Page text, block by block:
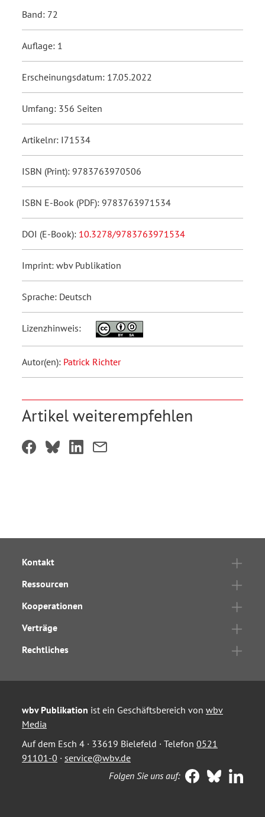
Band: 72
Auflage: 1
Erscheinungsdatum: 17.05.2022
Umfang: 356 Seiten
Artikelnr: I71534
ISBN (Print): 9783763970506
ISBN E-Book (PDF): 9783763971534
DOI (E-Book): 10.3278/9783763971534
Imprint: wbv Publikation
Sprache: Deutsch
Lizenzhinweis:
Autor(en): Patrick Richter
Artikel weiterempfehlen
Kontakt
Ressourcen
Kooperationen
Verträge
Rechtliches
wbv Publikation ist ein Geschäftsbereich von wbv
Media
Auf dem Esch 4 · 33619 Bielefeld · Telefon 0521
91101-0 · service@wbv.de
Folgen Sie uns auf: